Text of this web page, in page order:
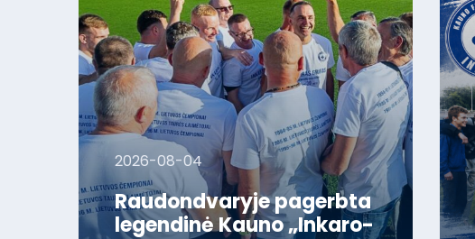
2026-08-04
Raudondvaryje pagerbta
legendinė Kauno „Inkaro-